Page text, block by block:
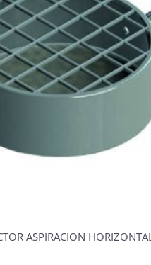
ASPIRACION HORIZONTAL